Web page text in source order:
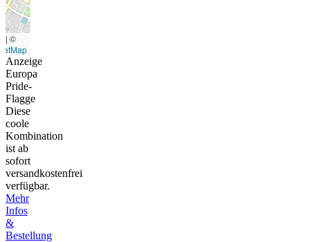
| ©
Anzeige
Europa
Pride-
Flagge
Diese
coole
Kombination
ist ab
sofort
versandkostenfrei
verfügbar.
Mehr
Infos
&
Bestellung